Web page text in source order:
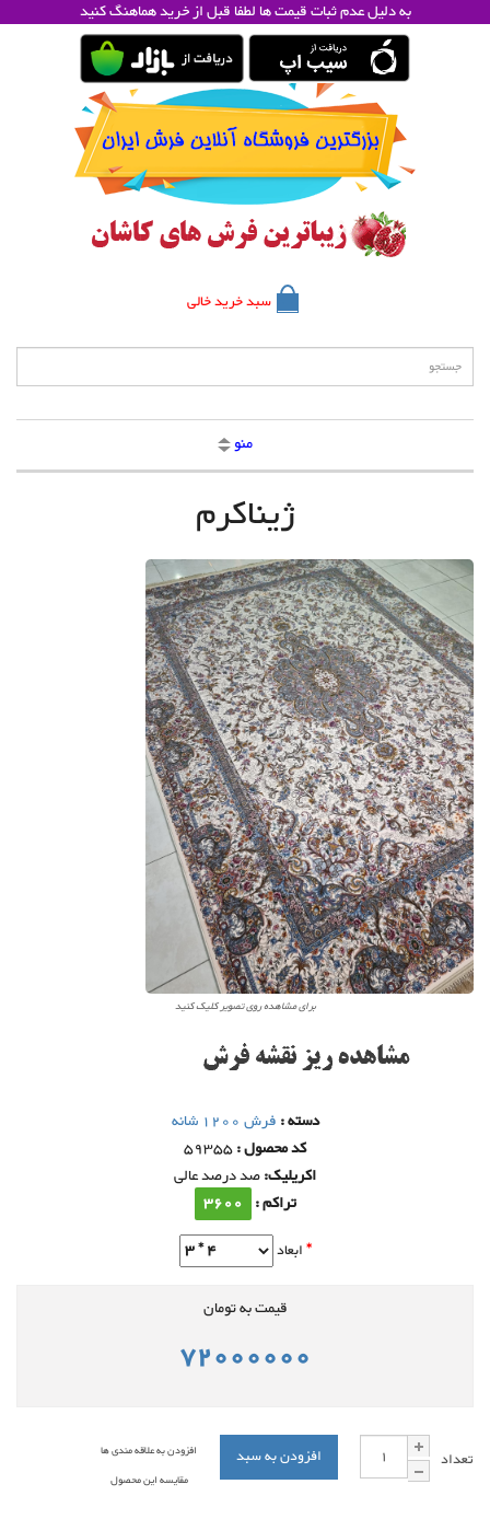
سبد خرید خالی
منو
ژیناکرم
برای مشاهده روی تصویر کلیک کنید
دسته :فرش 1200 شانه
کد محصول :59355
اکریلیک:صد درصد عالی
تراکم : 3600
ابعاد
قیمت به تومان
72000000
تعداد افزودن به سبد
افزودن به علاقه مندی ها
مقایسه این محصول
به دلیل عدم ثبات قیمت ها لطفا قبل از خرید هماهنگ کنید